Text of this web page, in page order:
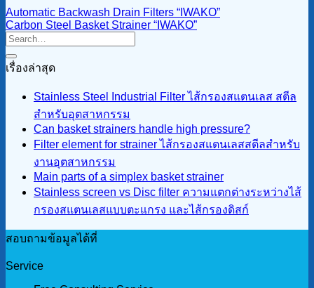
Automatic Backwash Drain Filters “IWAKO”
Carbon Steel Basket Strainer “IWAKO”
เรื่องล่าสุด
Stainless Steel Industrial Filter ไส้กรองสแตนเลส สตีล
สำหรับอุตสาหกรรม
Can basket strainers handle high pressure?
Filter element for strainer ไส้กรองสแตนเลสสตีลสำหรับ
งานอุตสาหกรรม
Main parts of a simplex basket strainer
Stainless screen vs Disc filter ความแตกต่างระหว่างไส้
กรองสแตนเลสแบบตะแกรง และไส้กรองดิสก์
สอบถามข้อมูลได้ที่
Service